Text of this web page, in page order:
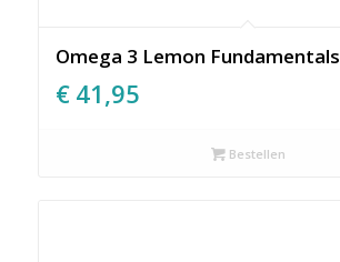
Omega 3 Lemon Fundamentals
€ 41,95
Bestellen